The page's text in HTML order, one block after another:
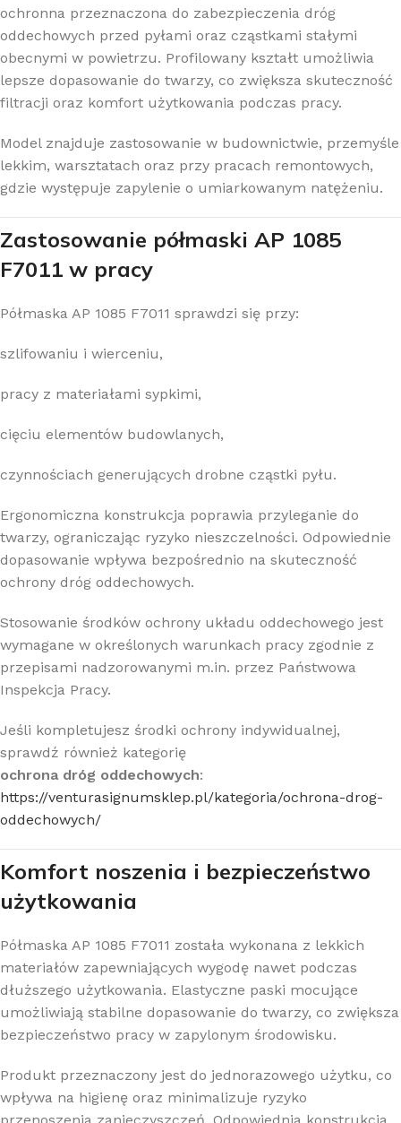
ochronna przeznaczona do zabezpieczenia dróg
oddechowych przed pyłami oraz cząstkami stałymi
obecnymi w powietrzu. Profilowany kształt umożliwia
lepsze dopasowanie do twarzy, co zwiększa skuteczność
filtracji oraz komfort użytkowania podczas pracy.
Model znajduje zastosowanie w budownictwie, przemyśle
lekkim, warsztatach oraz przy pracach remontowych,
gdzie występuje zapylenie o umiarkowanym natężeniu.
Zastosowanie półmaski AP 1085
F7011 w pracy
Półmaska AP 1085 F7011 sprawdzi się przy:
szlifowaniu i wierceniu,
pracy z materiałami sypkimi,
cięciu elementów budowlanych,
czynnościach generujących drobne cząstki pyłu.
Ergonomiczna konstrukcja poprawia przyleganie do
twarzy, ograniczając ryzyko nieszczelności. Odpowiednie
dopasowanie wpływa bezpośrednio na skuteczność
ochrony dróg oddechowych.
Stosowanie środków ochrony układu oddechowego jest
wymagane w określonych warunkach pracy zgodnie z
przepisami nadzorowanymi m.in. przez Państwowa
Inspekcja Pracy.
Jeśli kompletujesz środki ochrony indywidualnej,
sprawdź również kategorię
ochrona dróg oddechowych:
https://venturasignumsklep.pl/kategoria/ochrona-drog-
oddechowych/
Komfort noszenia i bezpieczeństwo
użytkowania
Półmaska AP 1085 F7011 została wykonana z lekkich
materiałów zapewniających wygodę nawet podczas
dłuższego użytkowania. Elastyczne paski mocujące
umożliwiają stabilne dopasowanie do twarzy, co zwiększa
bezpieczeństwo pracy w zapylonym środowisku.
Produkt przeznaczony jest do jednorazowego użytku, co
wpływa na higienę oraz minimalizuje ryzyko